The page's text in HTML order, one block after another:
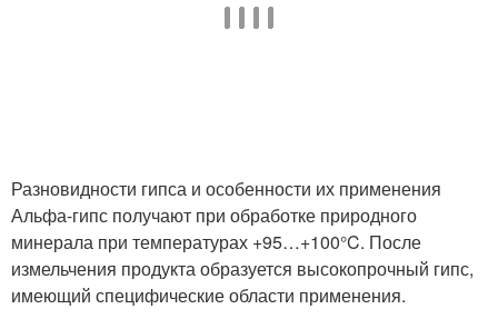
Разновидности гипса и особенности их применения
Альфа-гипс получают при обработке природного
минерала при температурах +95…+100°C. После
измельчения продукта образуется высокопрочный гипс,
имеющий специфические области применения.